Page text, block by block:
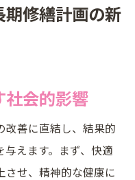
修繕計画の新
会的影響
改善に直結し、結果的
えます。まず、快適
させ、精神的な健康に